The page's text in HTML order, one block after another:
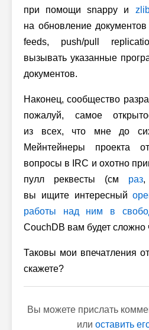
при помощи snappy и
на обновление
feeds, push/pull
вызывать указанные
документов.
Наконец, сообщество
пожалуй, самое
из всех, что мне до
Мейнтейнеры проекта
вопросы в IRC и охотно
пулл реквесты (см раз
вы ищите интересный
работы над ним в
CouchDB вам будет сложно
Таковы мои впечатления
скажете?
Вы можете прислать
или оставить